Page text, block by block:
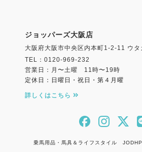
ジョッパーズ大阪店
大阪府大阪市中央区内本町1-2-11 ウタ
TEL：0120-969-232
営業日：月〜土曜 11時〜19時
定休日：日曜日・祝日・第４月曜
詳しくはこちら
乗馬用品・馬具＆ライフスタイル